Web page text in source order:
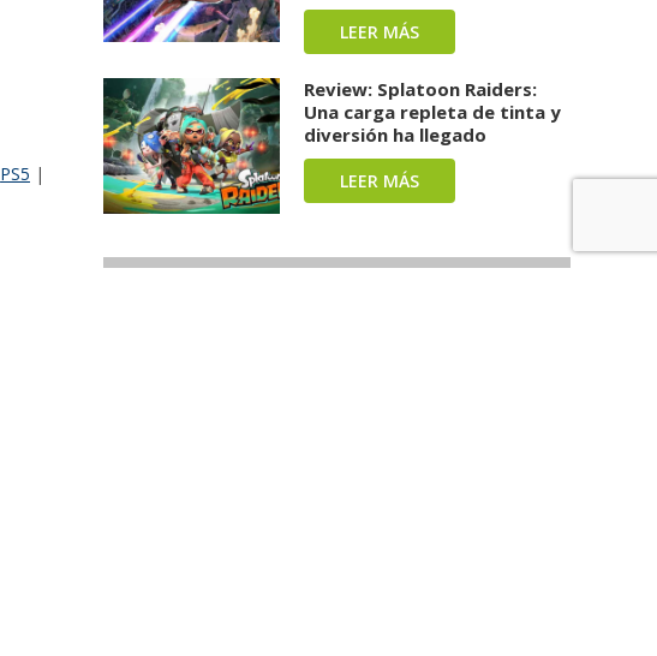
PS5 |
LEER MÁS
Review: Splatoon Raiders:
Una carga repleta de tinta y
diversión ha llegado
LEER MÁS